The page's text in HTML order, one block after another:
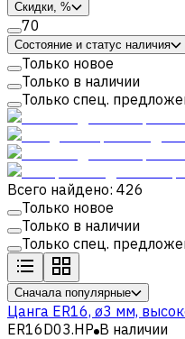
Скидки, %
70
Состояние и статус наличия
Только новое
Только в наличии
Только спец.
Всего найдено: 426
Только новое
Только в наличии
Только спец.
Сначала популярные
Цанга ER16, ø3 мм,
ER16D03.HP В наличии